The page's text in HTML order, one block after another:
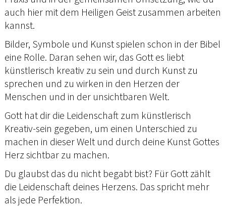
auch hier mit dem Heiligen Geist zusammen arbeiten
kannst.
Bilder, Symbole und Kunst spielen schon in der Bibel
eine Rolle. Daran sehen wir, das Gott es liebt
künstlerisch kreativ zu sein und durch Kunst zu
sprechen und zu wirken in den Herzen der
Menschen und in der unsichtbaren Welt.
Gott hat dir die Leidenschaft zum künstlerisch
Kreativ-sein gegeben, um einen Unterschied zu
machen in dieser Welt und durch deine Kunst Gottes
Herz sichtbar zu machen.
Du glaubst das du nicht begabt bist? Für Gott zählt
die Leidenschaft deines Herzens. Das spricht mehr
als jede Perfektion.